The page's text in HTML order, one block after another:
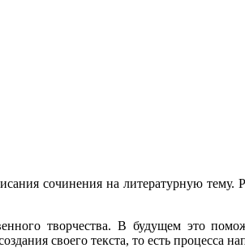
сочинения на литературную тему.
творчества. В будущем это
своего текста, то есть процесса